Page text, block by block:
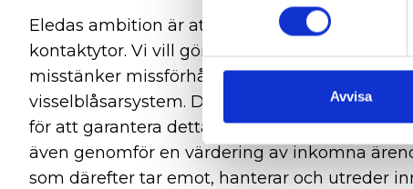
Avvisa
Eledas ambition är att upprätthålla en hög
kontaktytor. Vi vill göra rätt, följa lagar, våra
misstänker missförhållanden eller
visselblåsarsystem. Du som visselblåsare
för att garantera detta tillhandahålls
även genomför en värdering av inkomna
som därefter tar emot, hanterar och utreder